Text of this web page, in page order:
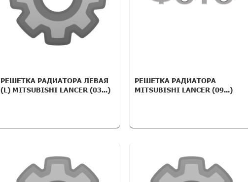
РЕШЕТКА РАДИАТОРА ЛЕВАЯ
(L) MITSUBISHI LANCER (03...)
РЕШЕТКА РАДИАТОРА
MITSUBISHI LANCER (09...)